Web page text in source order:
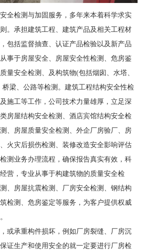
全检测与加固服务，多年来本着科学求实
。承担建筑工程、建筑产品及相关工程材
包括监督抽查、认证产品检验以及新产品
事于房屋安全、房屋安全性检测、危房鉴
量安全检测、及构筑物(包括烟囱、水塔、
梁、公路等检测。建筑工程结构安全性检
施工等工作，公司技术力量雄厚，立足深
房屋结构安全检测、酒店宾馆结构安全检
、房屋质量安全检测、外企厂房验厂、房
火灾后损伤检测、装修改造安全影响评估
测业务办理流程，确保报告真实有效，科
营，专业从事于构建筑物的质量安全检
、房屋抗震检测、厂房安全检测、钢结构
检测、危房鉴定等服务，为客户提供权威
或承重构件损坏，例如厂房裂缝、厂房沉
证生产和使用安全的就一定要进行厂房检